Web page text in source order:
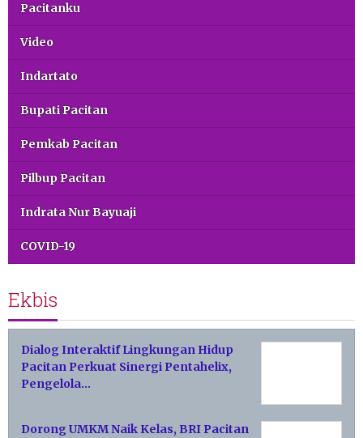
Pacitanku
Video
Indartato
Bupati Pacitan
Pemkab Pacitan
Pilbup Pacitan
Indrata Nur Bayuaji
COVID-19
Ekbis
Dialog Interaktif Lingkungan Hidup
Pacitan Perkuat Sinergi Pentahelix,
Pengelola…
Dorong UMKM Naik Kelas, BRI Pacitan